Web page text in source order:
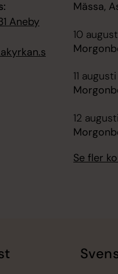
Aneby
Mässa,
10
11
12
Se fler